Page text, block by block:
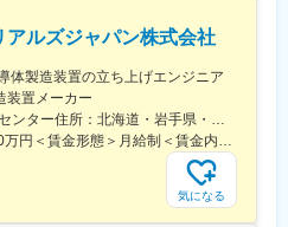
自の福利厚生が充実しており、社員
も勤め上げる方が多く在籍していま
務
アルズジャパン株式会社
体製造装置の立ち上げエンジニア
装置メーカー
＜勤務地詳細＞各サービスセンター住所：北海道・岩手県・山形県・茨城県・東京都・千葉県・神奈川県・愛知県・富山県 長野県・京都府・大阪府・広島県・大分県・長崎県・熊本県受動喫煙対策：敷地内喫煙可能場所あり変更の範囲：会社の定める事業所
＜予定年収＞500万円～800万円＜賃金形態＞月給制＜賃金内訳＞月額（基本給）：320,000円～480,000円＜月給＞320,000円～480,000円＜昇給有無＞有＜残業手当＞有＜給与補足＞※上記は予定でありスキル年齢に応じて変動がございます。※出張のための移動費、宿泊費は会社負担です。※出張手当4,000円/日が給与とは別に支給されます。※モデル年収例年収721万円 ／ 30歳 ／月給39.8万円＋業績連動インセンティブ＋諸手当賃金はあくまでも目安の金額であり、選考を通じて上下する可能性があります。月給(月額)は固定手当を含めた表記です。
気になる